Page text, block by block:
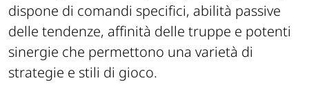
dispone di comandi specifici, abilità passive
delle tendenze, affinità delle truppe e potenti
sinergie che permettono una varietà di
strategie e stili di gioco.